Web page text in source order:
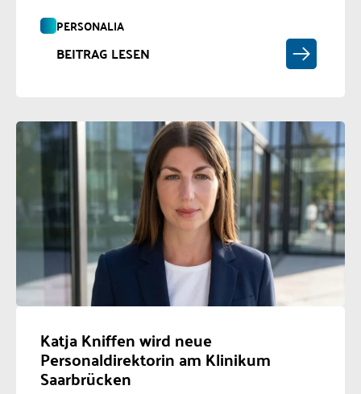
PERSONALIA
BEITRAG LESEN
Katja Kniffen wird neue
Personaldirektorin am Klinikum
Saarbrücken